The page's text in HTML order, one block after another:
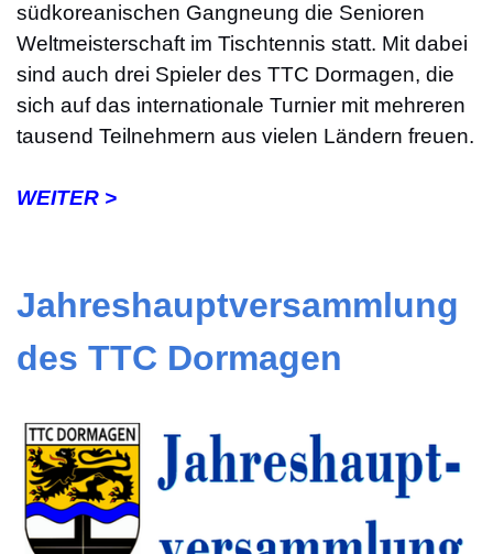
südkoreanischen Gangneung die Senioren
Weltmeisterschaft im Tischtennis statt. Mit dabei
sind auch drei Spieler des TTC Dormagen, die
sich auf das internationale Turnier mit mehreren
tausend Teilnehmern aus vielen Ländern freuen.
WEITER >
Jahreshauptversammlung
des TTC Dormagen